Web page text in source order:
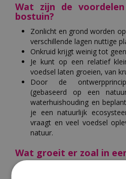
Wat zijn de
bostuin?
Zonlicht en grond worden
verschillende lagen nuttige
Onkruid krijgt weinig tot
Je kunt op een relatief
voedsel laten groeien, van
Door de
(gebaseerd op een
waterhuishouding en
je een natuurlijk
vraagt en veel voedsel
natuur.
Wat groeit er zoal in
Je werkt met een slimme,